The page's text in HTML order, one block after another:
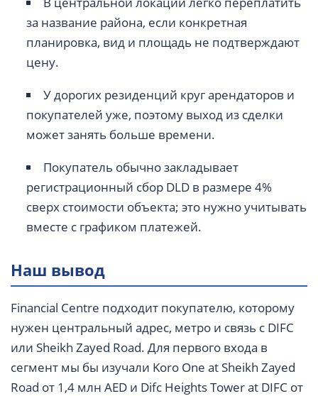
за название района, если конкретная
планировка, вид и площадь не подтверждают
цену.
У дорогих резиденций круг арендаторов и
покупателей уже, поэтому выход из сделки
может занять больше времени.
Покупатель обычно закладывает
регистрационный сбор DLD в размере 4%
сверх стоимости объекта; это нужно учитывать
вместе с графиком платежей.
Наш вывод
Financial Centre подходит покупателю, которому
нужен центральный адрес, метро и связь с DIFC
или Sheikh Zayed Road. Для первого входа в
сегмент мы бы изучали Koro One at Sheikh Zayed
Road от 1,4 млн AED и Difc Heights Tower at DIFC от